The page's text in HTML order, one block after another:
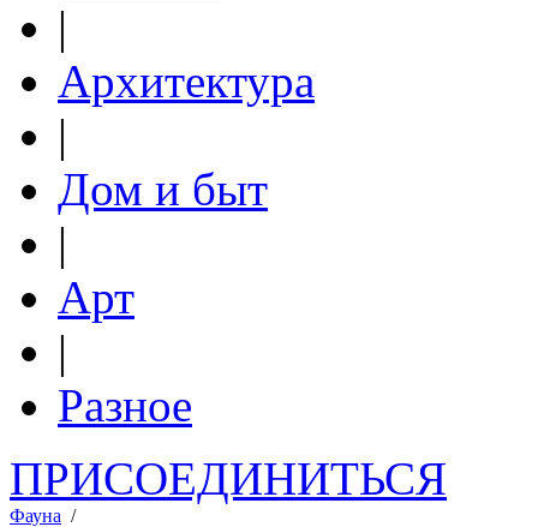
|
Архитектура
|
Дом и быт
|
Арт
|
Разное
ПРИСОЕДИНИТЬСЯ
Фауна /